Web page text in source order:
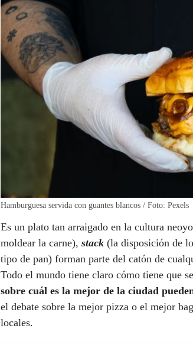
Hamburguesa servida con guantes blancos / Foto: Pexels
Es un plato tan arraigado en la cultura
moldear la carne), stack (la disposición de
tipo de pan) forman parte del catón de
Todo el mundo tiene claro cómo tiene que
sobre cuál es la mejor de la ciudad
el debate sobre la mejor pizza o el mejor
locales.